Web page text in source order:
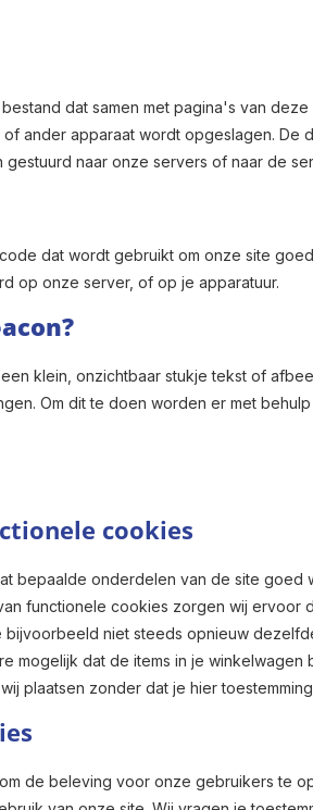
dat samen met pagina's van
ander apparaat wordt opgeslagen. De
naar onze servers of naar de
dat wordt gebruikt om onze site
op onze server, of op je apparatuur.
klein, onzichtbaar stukje tekst of
Om dit te doen worden er met
cookies
bepaalde onderdelen van de site goed
functionele cookies zorgen wij ervoor
niet steeds opnieuw
mogelijk dat de items in je winkelwagen
plaatsen zonder dat je hier
de beleving voor onze gebruikers te